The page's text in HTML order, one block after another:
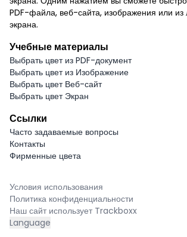
PDF-файла, веб-сайта, изображения или из
экрана.
Учебные материалы
Выбрать цвет из PDF-документ
Выбрать цвет из Изображение
Выбрать цвет Веб-сайт
Выбрать цвет Экран
Ссылки
Часто задаваемые вопросы
Контакты
Фирменные цвета
Условия использования
Политика конфиденциальности
Наш сайт использует Trackboxx
Language